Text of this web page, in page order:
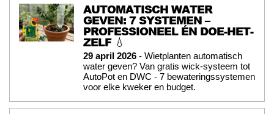
AUTOMATISCH WATER
GEVEN: 7 SYSTEMEN –
PROFESSIONEEL ÉN DOE-HET-
ZELF 💧
29 april 2026 - Wietplanten automatisch
water geven? Van gratis wick-systeem tot
AutoPot en DWC - 7 bewateringssystemen
voor elke kweker en budget.